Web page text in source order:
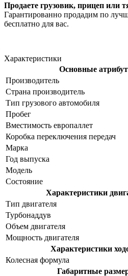
Продаете грузовик, прицеп или
Гарантированно продадим по
бесплатно для вас.
Характеристики
Основные
Производитель
Страна производитель
Тип грузового автомобиля
Пробег
Вместимость европаллет
Коробка переключения передач
Марка
Год выпуска
Модель
Состояние
Характеристики
Тип двигателя
Турбонаддув
Объем двигателя
Мощность двигателя
Характеристики
Колесная формула
Габаритные